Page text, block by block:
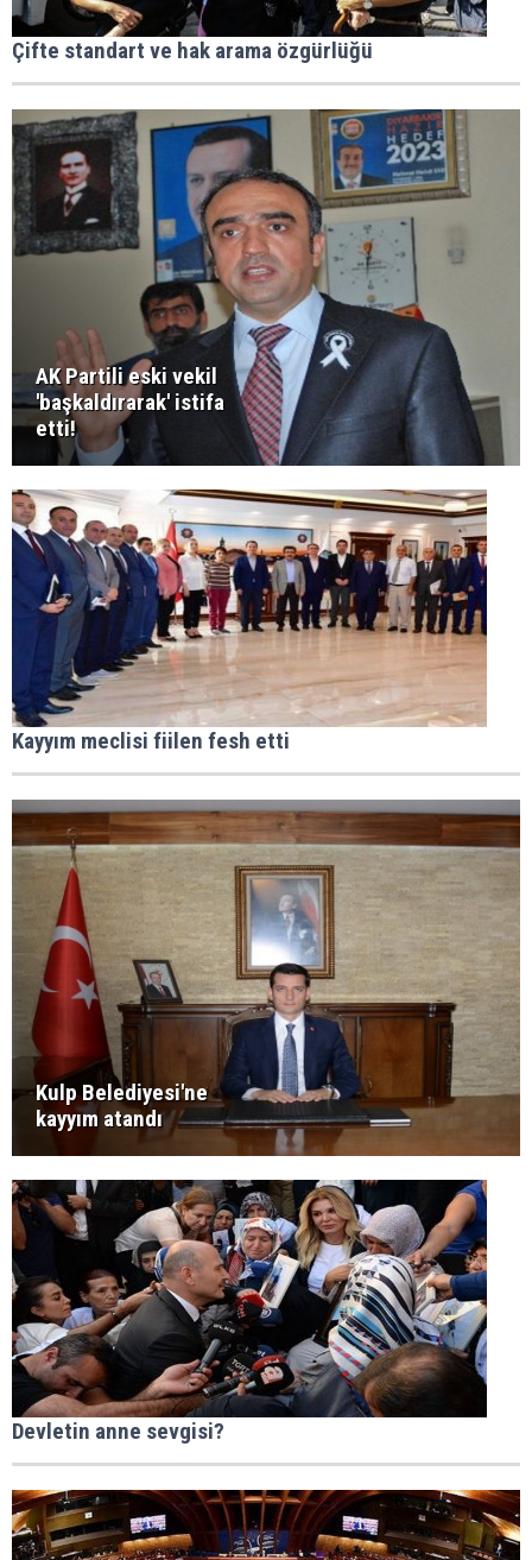
Çifte standart ve hak arama özgürlüğü
AK Partili eski vekil
'başkaldırarak' istifa
etti!
Kayyım meclisi fiilen fesh etti
Kulp Belediyesi'ne
kayyım atandı
Devletin anne sevgisi?